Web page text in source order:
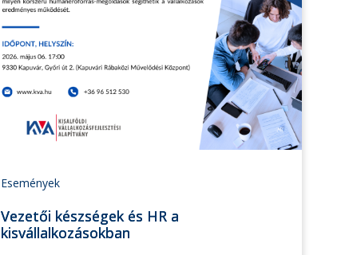
Események
Vezetői készségek és HR a
kisvállalkozásokban